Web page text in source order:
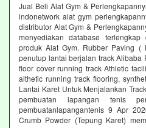
Jual Beli Alat Gym &
indonetwork alat gym
distributor Alat Gym &
menyediakan database
produk Alat Gym. Rubber Paving (
penutup lantai berjalan track Alibaba
floor cover running track Athletic
althetic running track flooring,
Lantai Karet Untuk Menjalankan
pembuatan lapangan tenis
pembuatanlapangantenis 9 Apr
Crumb Powder (Tepung Karet)